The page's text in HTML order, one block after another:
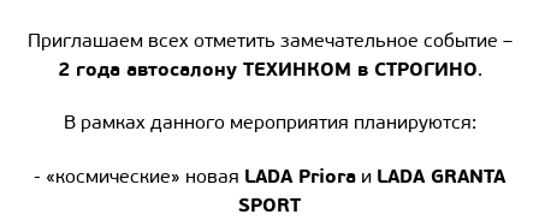
Приглашаем всех отметить замечательное событие –
2 года автосалону ТЕХИНКОМ в СТРОГИНО.
В рамках данного мероприятия планируются:
- «космические» новая LADA Priora и LADA GRANTA
SPORT